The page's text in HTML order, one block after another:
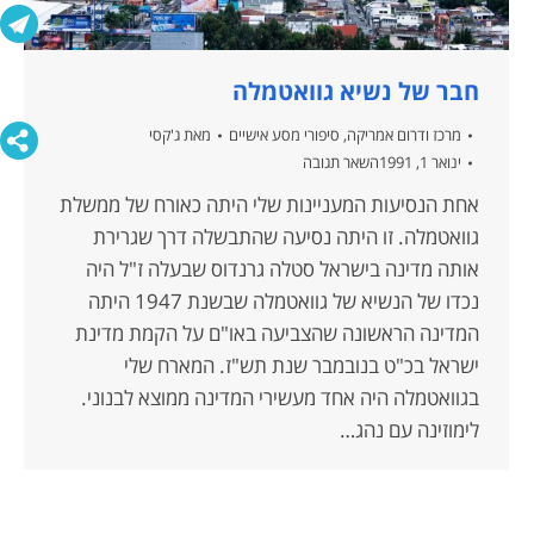
חבר של נשיא גוואטמלה
מרכז ודרום אמריקה, סיפורי מסע אישיים מאתג'קסי
ינואר 1, 1991
השאר תגובה
אחת הנסיעות המעניינות שלי היתה כאורח של ממשלת
גוואטמלה. זו היתה נסיעה שהתבשלה דרך שגרירת
אותה מדינה בישראל סטלה גרנדוס שבעלה ז"ל היה
נכדו של הנשיא של גוואטמלה שבשנת 1947 היתה
המדינה הראשונה שהצביעה באו"ם על הקמת מדינת
ישראל בכ"ט בנובמבר שנת תש"ז. המארח שלי
בגוואטמלה היה אחד מעשירי המדינה ממוצא לבנוני.
לימוזינה עם נהג…